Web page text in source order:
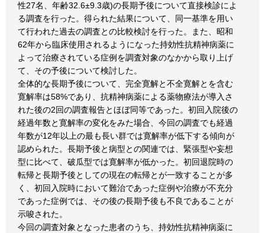
性27名、年齢32.6±9.3歳)の長期予後について直接検診によ
る調査を行った。得られた結果について、同一基準を用い
て行われた過去の調査との比較検討を行った。また、昭和
62年から臨床使用されるようになった持効性抗精神病薬に
よって治療されている症例を調査対象のなかから取り上げ
て、その予後について検討した。
全体的な長期予後について、完全寛解と不全寛解とを含む
寛解率は58%であり、抗精神病薬による薬物療法が導入さ
れた後の2回の調査報告とほぼ同等であった。初回入院後の
経過年数と寛解率の変化をみた場合、今回の調査でも経過
年数が12年以上の最も長い群では寛解率が低下する傾向が
認められた。長期予後と病型との関連では、緊張型や妄想
型に比べて、破瓜型では寛解率が低かった。初回退院時の
転帰と長期予後としての現在の転帰とが一致することが多
く、初回入院時において難治であった症例や治療が不充分
であった症例では、その後の長期予後も不良であることが
示唆された。
今回の調査対象となった患者のうち、持効性抗精神病薬に